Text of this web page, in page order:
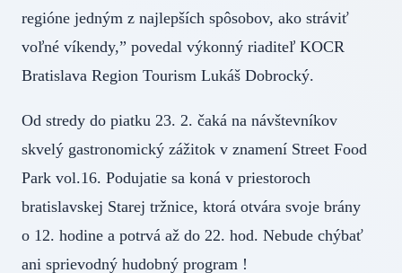
regióne jedným z najlepších spôsobov, ako stráviť
voľné víkendy,ˮ povedal výkonný riaditeľ KOCR
Bratislava Region Tourism Lukáš Dobrocký.
Od stredy do piatku 23. 2. čaká na návštevníkov
skvelý gastronomický zážitok v znamení Street Food
Park vol.16. Podujatie sa koná v priestoroch
bratislavskej Starej tržnice, ktorá otvára svoje brány
o 12. hodine a potrvá až do 22. hod. Nebude chýbať
ani sprievodný hudobný program !